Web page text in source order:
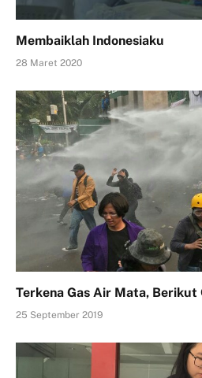
Membaiklah Indonesiaku
28 Maret 2020
Terkena Gas Air Mata, Berikut
25 September 2019